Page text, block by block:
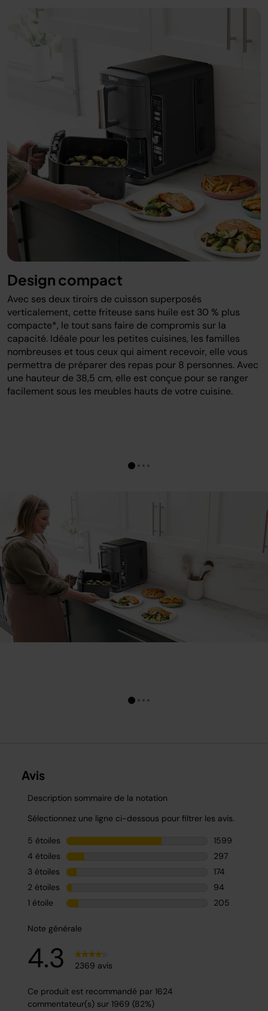
Design compact
Avec ses deux tiroirs de cuisson superposés
verticalement, cette friteuse sans huile est 30 % plus
compacte*, le tout sans faire de compromis sur la
capacité. Idéale pour les petites cuisines, les familles
nombreuses et tous ceux qui aiment recevoir, elle vous
permettra de préparer des repas pour 8 personnes. Avec
une hauteur de 38,5 cm, elle est conçue pour se ranger
facilement sous les meubles hauts de votre cuisine.